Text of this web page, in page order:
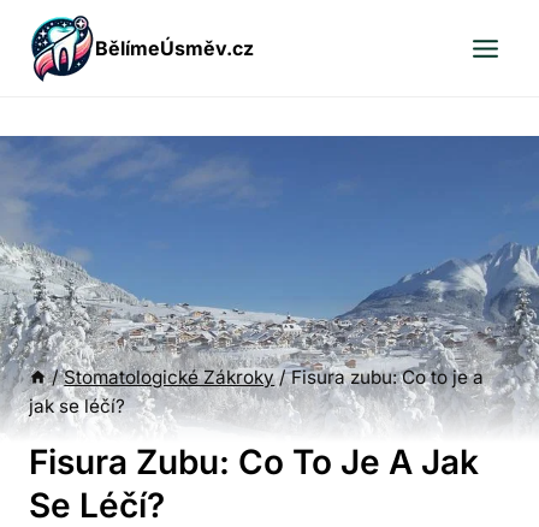
Přeskočit
obsah
BělímeÚsměv.cz
/ Stomatologické Zákroky / Fisura zubu: Co to je a
jak se léčí?
Fisura Zubu: Co To Je A Jak
Se Léčí?